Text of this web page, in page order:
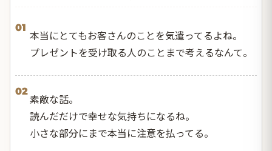
01
本当にとてもお客さんのことを気遣ってるよね。
プレゼントを受け取る人のことまで考えるなんて。
02
素敵な話。
読んだだけで幸せな気持ちになるね。
小さな部分にまで本当に注意を払ってる。